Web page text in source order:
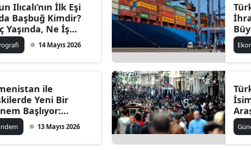
Ilıcalı’nın İlk Eşi
Başbuğ Kimdir?
Yaşında, Ne İş
Neden14 Mayıs 2026
ile
Yeni Bir
Başlıyor:
Tüm13 Mayıs 2026